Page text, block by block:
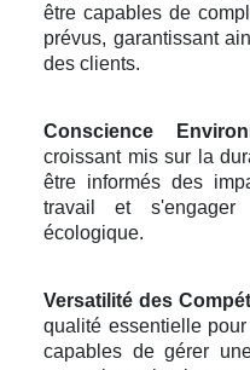
être capables de
prévus, garantissant
des clients.
Conscience
croissant mis sur la
être informés des
travail et s'engager
écologique.
Versatilité des
qualité essentielle
capables de gérer